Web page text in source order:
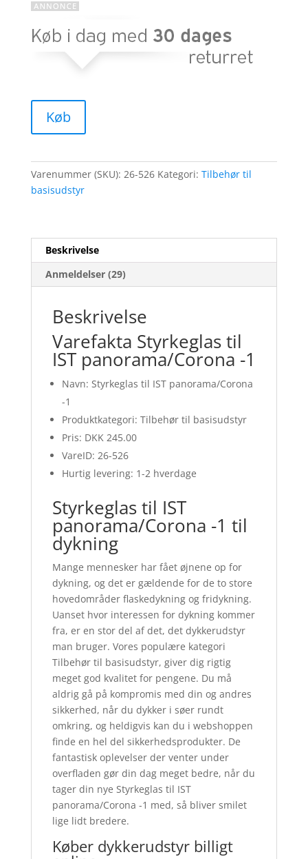
Køb
Varenummer (SKU): 26-526 Kategori: Tilbehør til
basisudstyr
Beskrivelse
Anmeldelser (29)
Beskrivelse
Varefakta Styrkeglas til
IST panorama/Corona -1
Navn: Styrkeglas til IST panorama/Corona
-1
Produktkategori: Tilbehør til basisudstyr
Pris: DKK 245.00
VareID: 26-526
Hurtig levering: 1-2 hverdage
Styrkeglas til IST
panorama/Corona -1 til
dykning
Mange mennesker har fået øjnene op for
dykning, og det er gældende for de to store
hovedområder flaskedykning og fridykning.
Uanset hvor interessen for dykning kommer
fra, er en stor del af det, det dykkerudstyr
man bruger. Vores populære kategori
Tilbehør til basisudstyr, giver dig rigtig
meget god kvalitet for pengene. Du må
aldrig gå på kompromis med din og andres
sikkerhed, når du dykker i søer rundt
omkring, og heldigvis kan du i webshoppen
finde en hel del sikkerhedsprodukter. De
fantastisk oplevelser der venter under
overfladen gør din dag meget bedre, når du
tager din nye Styrkeglas til IST
panorama/Corona -1 med, så bliver smilet
lige lidt bredere.
Køber dykkerudstyr billigt